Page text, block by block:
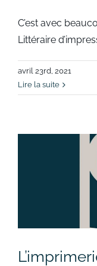
C’est avec
Littéraire
avril 23rd, 2021
Lire la suite